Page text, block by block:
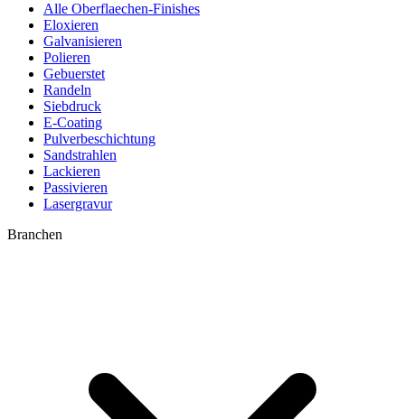
Alle Oberflaechen-Finishes
Eloxieren
Galvanisieren
Polieren
Gebuerstet
Randeln
Siebdruck
E-Coating
Pulverbeschichtung
Sandstrahlen
Lackieren
Passivieren
Lasergravur
Branchen